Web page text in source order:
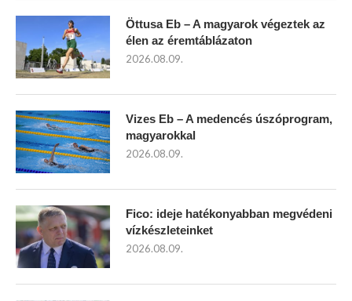
Öttusa Eb – A magyarok végeztek az
élen az éremtáblázaton
2026.08.09.
Vizes Eb – A medencés úszóprogram,
magyarokkal
2026.08.09.
Fico: ideje hatékonyabban megvédeni
vízkészleteinket
2026.08.09.